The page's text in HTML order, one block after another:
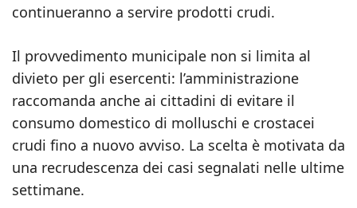
continueranno a servire prodotti crudi.
Il provvedimento municipale non si limita al
divieto per gli esercenti: l’amministrazione
raccomanda anche ai cittadini di evitare il
consumo domestico di molluschi e crostacei
crudi fino a nuovo avviso. La scelta è motivata da
una recrudescenza dei casi segnalati nelle ultime
settimane.